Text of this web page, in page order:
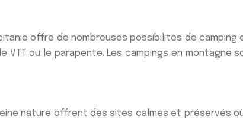
offre de nombreuses possibilités de
VTT ou le parapente. Les campings en
nature offrent des sites calmes et préservés